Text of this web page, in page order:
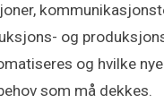
og
og hvilke nye
som må dekkes.